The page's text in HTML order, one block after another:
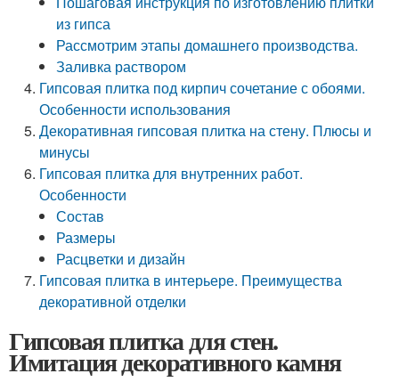
из гипса
Рассмотрим этапы домашнего производства.
Заливка раствором
Гипсовая плитка под кирпич сочетание с обоями.
Особенности использования
Декоративная гипсовая плитка на стену. Плюсы и
минусы
Гипсовая плитка для внутренних работ.
Особенности
Состав
Размеры
Расцветки и дизайн
Гипсовая плитка в интерьере. Преимущества
декоративной отделки
Гипсовая плитка для стен.
Имитация декоративного камня